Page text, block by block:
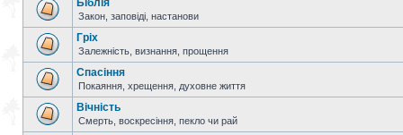
Біблія
Закон, заповіді, настанови
Гріх
Залежність, визнання, прощення
Спасіння
Покаяння, хрещення, духовне життя
Вічність
Смерть, воскресіння, пекло чи рай